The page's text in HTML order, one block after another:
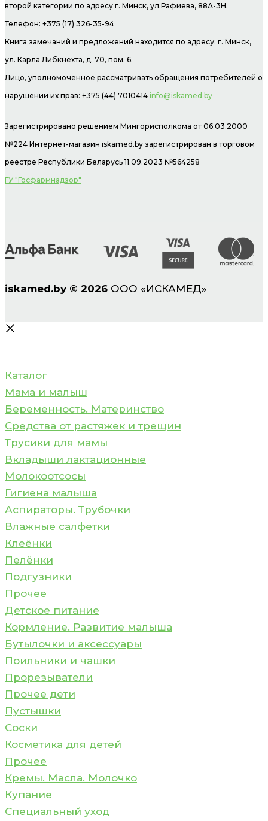
второй категории по адресу г. Минск, ул.Рафиева, 88А-3Н.
Телефон: +375 (17) 326-35-94
Книга замечаний и предложений находится по адресу: г. Минск,
ул. Карла Либкнехта, д. 70, пом. 6.
Лицо, уполномоченное рассматривать обращения потребителей о
нарушении их прав: +375 (44) 7010414 info@iskamed.by
Зарегистрировано решением Мингорисполкома от 06.03.2000
№224 Интернет-магазин iskamed.by зарегистрирован в торговом
реестре Республики Беларусь 11.09.2023 №564258
ГУ "Госфармнадзор"
iskamed.by © 2026 ООО «ИСКАМЕД»
Каталог
Мама и малыш
Беременность. Материнство
Средства от растяжек и трещин
Трусики для мамы
Вкладыши лактационные
Молокоотсосы
Гигиена малыша
Аспираторы. Трубочки
Влажные салфетки
Клеёнки
Пелёнки
Подгузники
Прочее
Детское питание
Кормление. Развитие малыша
Бутылочки и аксессуары
Поильники и чашки
Прорезыватели
Прочее дети
Пустышки
Соски
Косметика для детей
Прочее
Кремы. Масла. Молочко
Купание
Специальный уход